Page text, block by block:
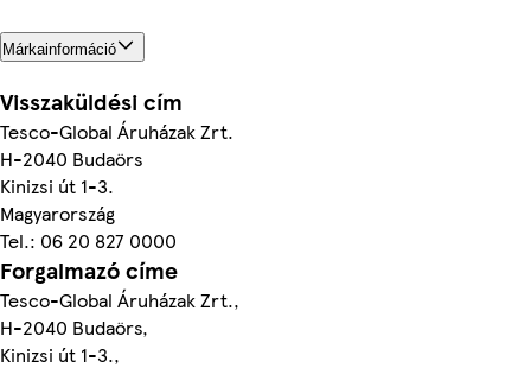
Márkainformáció
Visszaküldési cím
Tesco-Global Áruházak Zrt.
H-2040 Budaörs
Kinizsi út 1-3.
Magyarország
Tel.: 06 20 827 0000
Forgalmazó címe
Tesco-Global Áruházak Zrt.,
H-2040 Budaörs,
Kinizsi út 1-3.,